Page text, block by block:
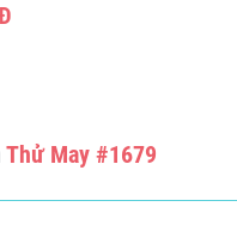
Thử May #1679